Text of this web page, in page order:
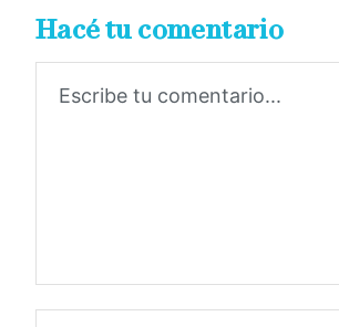
Hacé tu comentario